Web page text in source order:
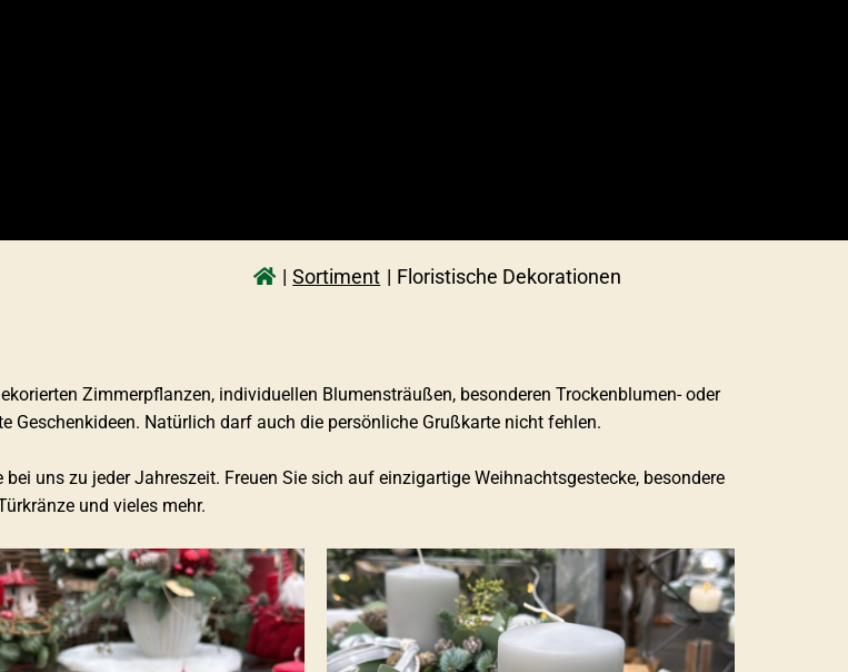
Sortiment Floristische Dekorationen
Zimmerpflanzen, individuellen Blumensträußen, besonderen Trockenblumen- oder
Geschenkideen. Natürlich darf auch die persönliche Grußkarte nicht fehlen.
uns zu jeder Jahreszeit. Freuen Sie sich auf einzigartige Weihnachtsgestecke, besondere
und vieles mehr.